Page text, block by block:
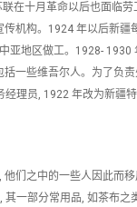
在十月革命以后也面临劳
传机构。1924 年以后新疆
亚地区做工。1928- 1930
一些维吾尔人。为了负
经理员, 1922 年改为新疆
们之中的一些人因此而
其一部分常用品, 如茶布之